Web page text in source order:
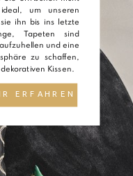
um unseren
ihn bis ins letzte
Tapeten sind
und eine
zu schaffen,
Kissen.
ERFAHREN